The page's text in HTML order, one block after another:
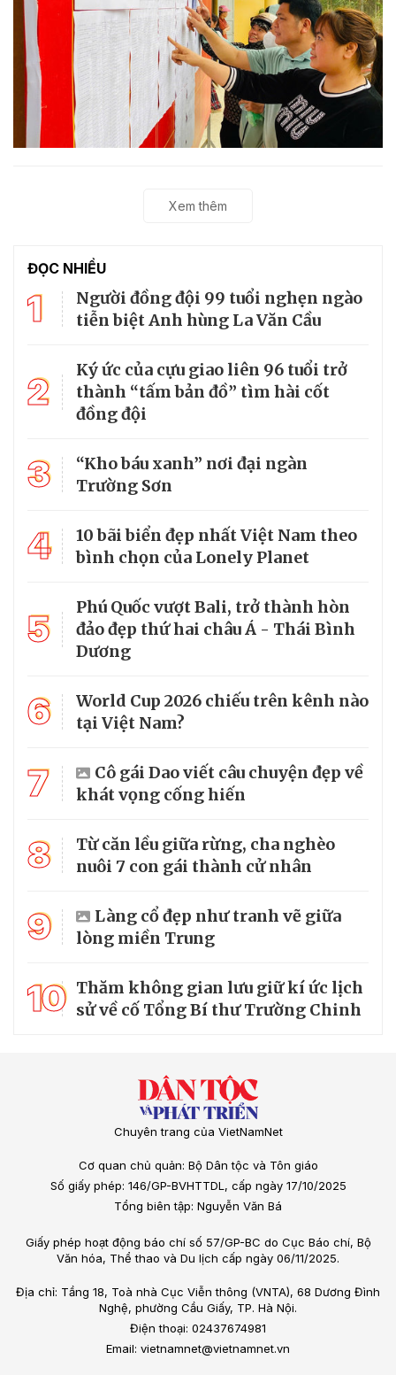
Xem thêm
ĐỌC NHIỀU
1
Người đồng đội 99 tuổi nghẹn ngào
tiễn biệt Anh hùng La Văn Cầu
2
Ký ức của cựu giao liên 96 tuổi trở
thành “tấm bản đồ” tìm hài cốt
đồng đội
3
“Kho báu xanh” nơi đại ngàn
Trường Sơn
4
10 bãi biển đẹp nhất Việt Nam theo
bình chọn của Lonely Planet
5
Phú Quốc vượt Bali, trở thành hòn
đảo đẹp thứ hai châu Á - Thái Bình
Dương
6
World Cup 2026 chiếu trên kênh nào
tại Việt Nam?
7
Cô gái Dao viết câu chuyện đẹp về
khát vọng cống hiến
8
Từ căn lều giữa rừng, cha nghèo
nuôi 7 con gái thành cử nhân
9
Làng cổ đẹp như tranh vẽ giữa
lòng miền Trung
10 Thăm không gian lưu giữ kí ức lịch
sử về cố Tổng Bí thư Trường Chinh
Chuyên trang của VietNamNet
Cơ quan chủ quản: Bộ Dân tộc và Tôn giáo
Số giấy phép: 146/GP-BVHTTDL, cấp ngày 17/10/2025
Tổng biên tập: Nguyễn Văn Bá
Giấy phép hoạt động báo chí số 57/GP-BC do Cục Báo chí, Bộ
Văn hóa, Thể thao và Du lịch cấp ngày 06/11/2025.
Địa chỉ: Tầng 18, Toà nhà Cục Viễn thông (VNTA), 68 Dương Đình
Nghệ, phường Cầu Giấy, TP. Hà Nội.
Điện thoại: 02437674981
Email: vietnamnet@vietnamnet.vn